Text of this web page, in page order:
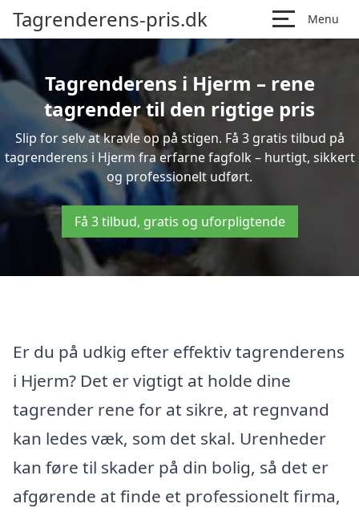
Tagrenderens-pris.dk Menu
Tagrenderens i Hjerm – rene
tagrender til den rigtige pris
Slip for selv at kravle op på stigen. Få 3 gratis tilbud på
tagrenderens i Hjerm fra erfarne fagfolk – hurtigt, sikkert
og professionelt udført.
Få 3 tilbud, gratis og uforpligtende
Er du på udkig efter effektiv tagrenderens
i Hjerm? Det er vigtigt at holde dine
tagrender rene for at sikre, at regnvand
kan ledes væk, som det skal. Urenheder
kan føre til skader på din bolig, så det er
afgørende at finde et professionelt firma,